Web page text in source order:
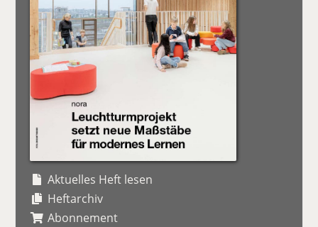
Aktuelles Heft lesen
Heftarchiv
Abonnement